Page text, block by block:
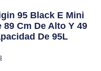
95 Black E Mini
Cm De Alto Y 49
De 95L